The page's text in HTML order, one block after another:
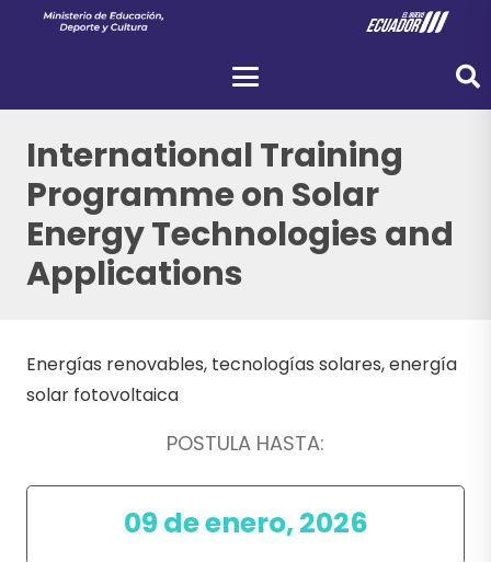
International Training
Programme on Solar
Energy Technologies and
Applications
Energías renovables, tecnologías solares, energía
solar fotovoltaica
POSTULA HASTA:
09 de enero, 2026